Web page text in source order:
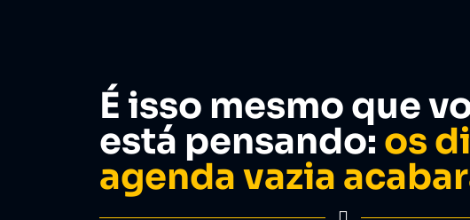
É isso mesmo que
está pensando: os
agenda vazia